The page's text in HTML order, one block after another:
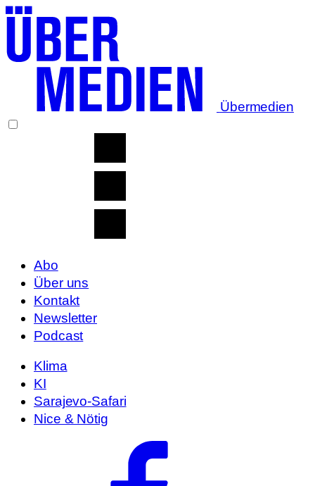
Übermedien
Abo
Über uns
Kontakt
Newsletter
Podcast
Klima
KI
Sarajevo-Safari
Nice & Nötig